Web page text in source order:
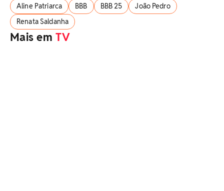
Aline Patriarca BBB BBB 25
João Pedro
Renata Saldanha
Mais emTV